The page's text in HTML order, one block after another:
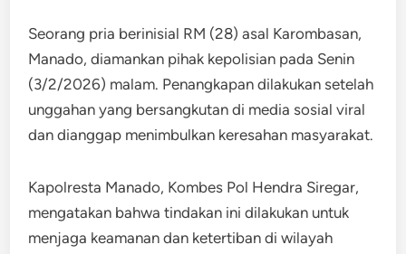
Seorang pria berinisial RM (28) asal Karombasan,
Manado, diamankan pihak kepolisian pada Senin
(3/2/2026) malam. Penangkapan dilakukan setelah
unggahan yang bersangkutan di media sosial viral
dan dianggap menimbulkan keresahan masyarakat.
Kapolresta Manado, Kombes Pol Hendra Siregar,
mengatakan bahwa tindakan ini dilakukan untuk
menjaga keamanan dan ketertiban di wilayah